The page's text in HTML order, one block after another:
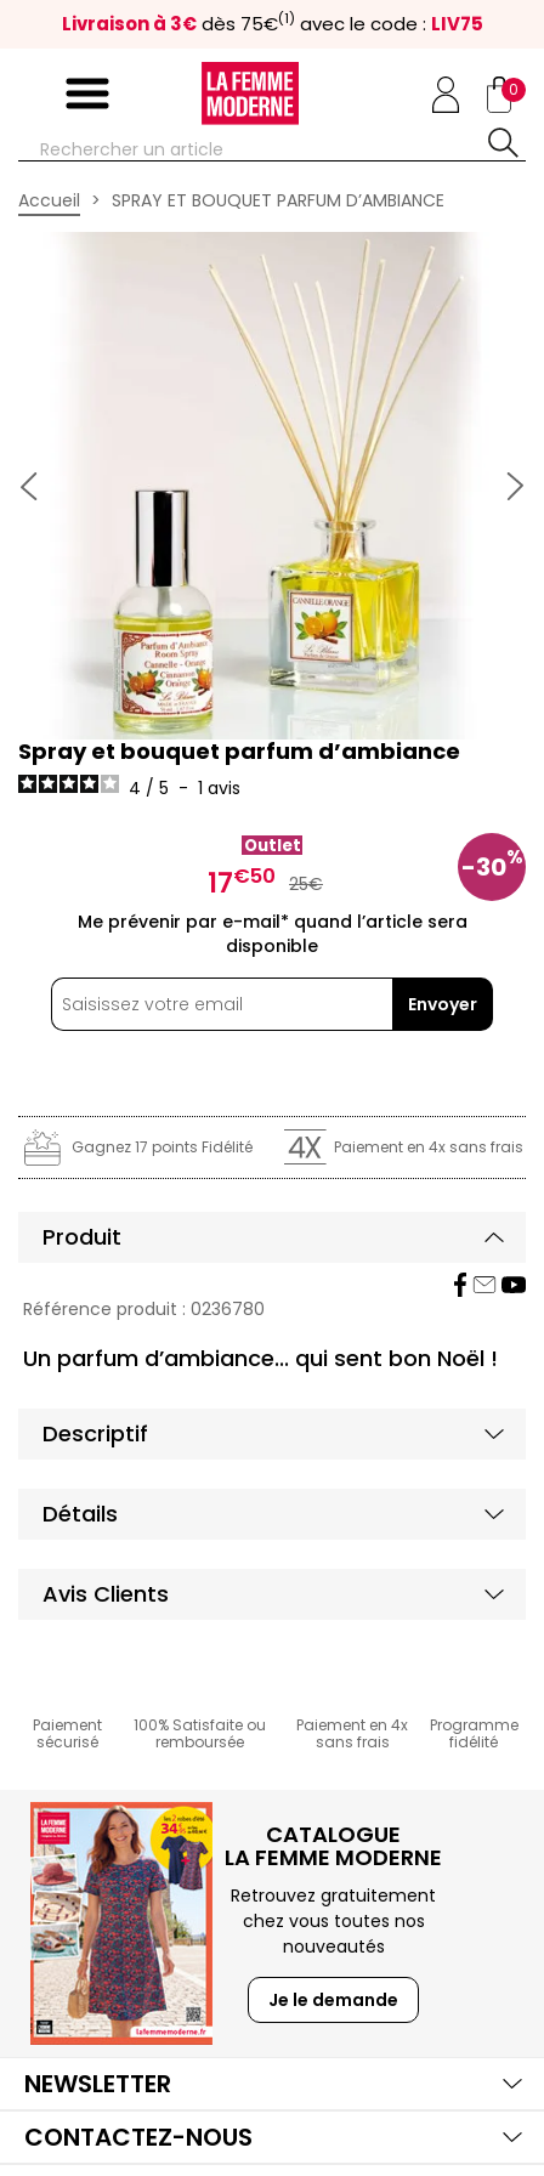
Livraison à 3€ dès 75€(1) avec le code : LIV75
0
Accueil SPRAY ET BOUQUET PARFUM D’AMBIANCE
Spray et bouquet parfum d’ambiance
4 / 5 - 1 avis
Outlet
17€50 25€
-30%
Me prévenir par e-mail* quand l’article sera
disponible
Envoyer
Gagnez 17 points Fidélité Paiement en 4x sans frais
Produit
Référence produit : 0236780
Un parfum d’ambiance... qui sent bon Noël !
Descriptif
Détails
Avis Clients
Basé sur1avis soumis à un
5 étoiles
4 étoiles
3 étoiles
2étoiles
1étoile
Trier les avis
Avis vérifié
très bonne odeur
Paiement
sécurisé
100% Satisfaite ou
remboursée
Paiement en 4x
sans frais
Programme
fidélité
CATALOGUE
LA FEMME MODERNE
Retrouvez gratuitement
chez vous toutes nos
nouveautés
Je le demande
NEWSLETTER
CONTACTEZ-NOUS